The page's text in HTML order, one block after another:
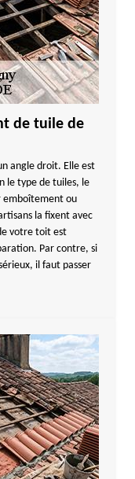
de tuile de
angle droit. Elle est
le type de tuiles, le
emboîtement ou
la fixent avec
votre toit est
Par contre, si
il faut passer